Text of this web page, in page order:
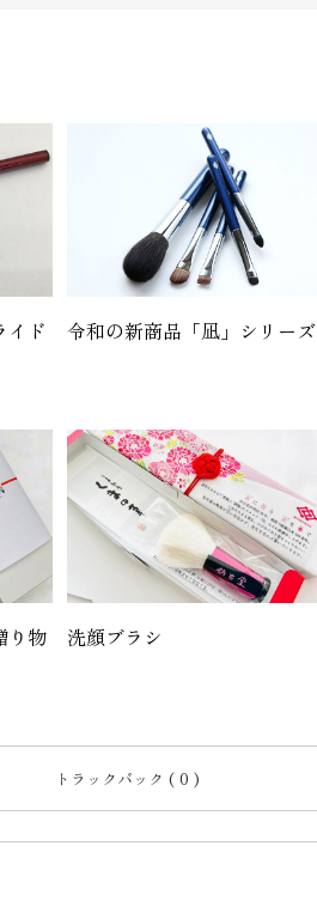
ド
令和の新商品「凪」シリーズ
り物 洗顔ブラシ
トラックバック ( 0 )